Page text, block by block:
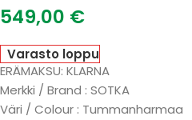
549,00 €
Varasto loppu
ERÄMAKSU: KLARNA
Merkki / Brand : SOTKA
Väri / Colour : Tummanharmaa